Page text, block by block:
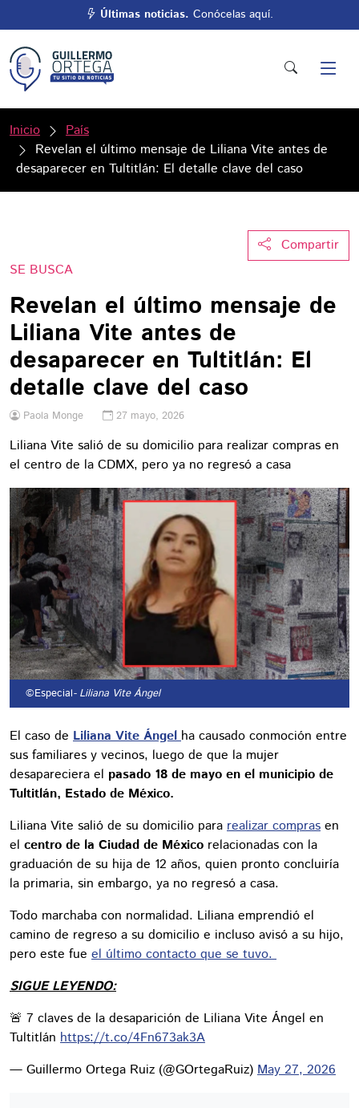
Últimas noticias. Conócelas aquí.
Inicio
País
Revelan el último mensaje de Liliana Vite antes de
desaparecer en Tultitlán: El detalle clave del caso
Compartir
SE BUSCA
Revelan el último mensaje de
Liliana Vite antes de
desaparecer en Tultitlán: El
detalle clave del caso
Paola Monge 27 mayo, 2026
Liliana Vite salió de su domicilio para realizar compras en
el centro de la CDMX, pero ya no regresó a casa
©Especial- Liliana Vite Ángel
El caso de Liliana Vite Ángel ha causado conmoción entre
sus familiares y vecinos, luego de que la mujer
desapareciera el pasado 18 de mayo en el municipio de
Tultitlán, Estado de México.
Liliana Vite salió de su domicilio para realizar compras en
el centro de la Ciudad de México relacionadas con la
graduación de su hija de 12 años, quien pronto concluiría
la primaria, sin embargo, ya no regresó a casa.
Todo marchaba con normalidad. Liliana emprendió el
camino de regreso a su domicilio e incluso avisó a su hijo,
pero este fue el último contacto que se tuvo.
SIGUE LEYENDO:
🚨 7 claves de la desaparición de Liliana Vite Ángel en
Tultitlán https://t.co/4Fn673ak3A
— Guillermo Ortega Ruiz (@GOrtegaRuiz) May 27, 2026